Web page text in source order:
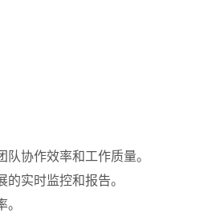
协作效率和工作质量。
实时监控和报告。